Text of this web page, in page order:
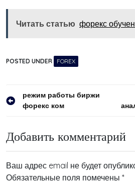
Читать статью форекс
POSTED UNDER FOREX
Навигация
режим работы биржи
форекс ком
Добавить комментарий
Ваш адрес email не будет
Обязательные поля помечены *